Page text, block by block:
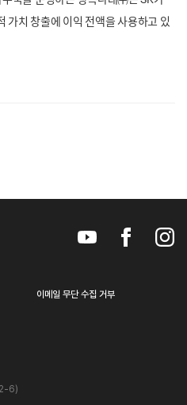
가치 창출에 이익 전액을 사용하고 있
이메일 무단 수집 거부
2-6)